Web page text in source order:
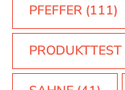
PFEFFER (111)
PRODUKTTEST